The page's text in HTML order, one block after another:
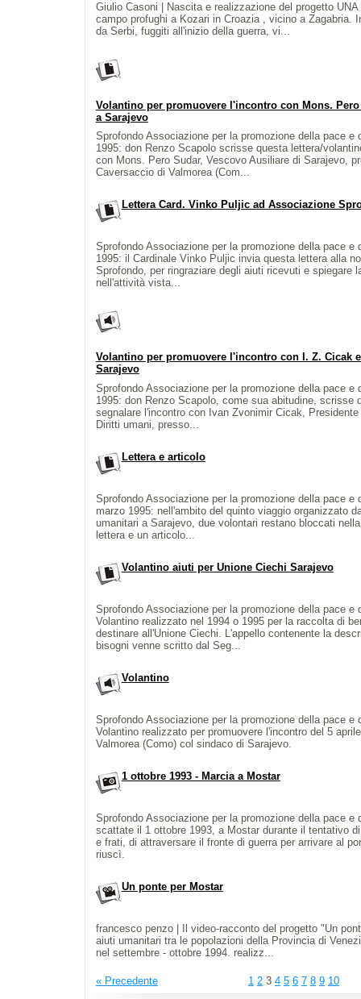
Giulio Casoni | Nascita e realizzazione del progetto
campo profughi a Kozari in Croazia , vicino a Zagabria.
da Serbi, fuggiti all'inizio della guerra, vi...
Volantino per promuovere l'incontro con Mons.
a Sarajevo
Sprofondo Associazione per la promozione della pace e
1995: don Renzo Scapolo scrisse questa lettera/
con Mons. Pero Sudar, Vescovo Ausiliare di Sarajevo,
Caversaccio di Valmorea (Com...
Lettera Card. Vinko Puljic ad Associazione
Sprofondo Associazione per la promozione della pace e
1995: il Cardinale Vinko Puljic invia questa lettera alla
Sprofondo, per ringraziare degli aiuti ricevuti e spiegare
nell'attività vista...
Volantino per promuovere l'incontro con I. Z. Cicak
Sarajevo
Sprofondo Associazione per la promozione della pace e
1995: don Renzo Scapolo, come sua abitudine, scrisse
segnalare l'incontro con Ivan Zvonimir Cicak,
Diritti umani, presso...
Lettera e articolo
Sprofondo Associazione per la promozione della pace e
marzo 1995: nell'ambito del quinto viaggio organizzato
umanitari a Sarajevo, due volontari restano bloccati
lettera e un articolo...
Volantino aiuti per Unione Ciechi Sarajevo
Sprofondo Associazione per la promozione della pace e
Volantino realizzato nel 1994 o 1995 per la raccolta di
destinare all'Unione Ciechi. L'appello contenente la
bisogni venne scritto dal Seg...
Volantino
Sprofondo Associazione per la promozione della pace e
Volantino realizzato per promuovere l'incontro del 5
Valmorea (Como) col sindaco di Sarajevo.
1 ottobre 1993 - Marcia a Mostar
Sprofondo Associazione per la promozione della pace e
scattate il 1 ottobre 1993, a Mostar durante il tentativo
e frati, di attraversare il fronte di guerra per arrivare al
riuscì.
Un ponte per Mostar
francesco penzo | Il video-racconto del progetto "Un
aiuti umanitari tra le popolazioni della Provincia di
nel settembre - ottobre 1994. realizz...
« Precedente 1 2 3 4 5 6 7 8 9 10